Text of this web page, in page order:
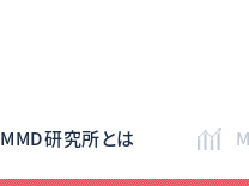
MMD研究所とは